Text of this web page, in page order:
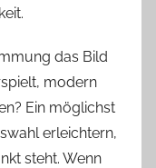
das Bild
modern
Ein möglichst
erleichtern,
steht. Wenn